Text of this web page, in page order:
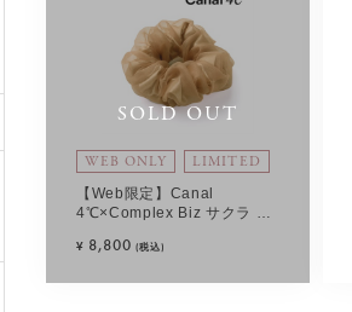
SOLD OUT
WEB ONLY LIMITED
【Web限定】Canal
4℃×Complex Biz サクラ シ
¥ 8,800 (税込)